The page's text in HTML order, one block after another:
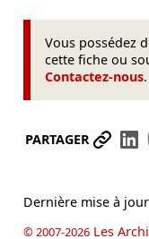
Vous possédez
cette fiche ou
Contactez-nous.
PARTAGER
Dernière mise à
© 2007-2026Les